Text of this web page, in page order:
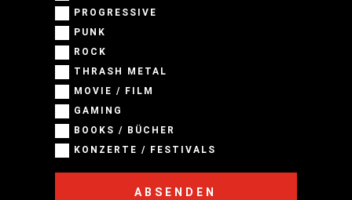
PROGRESSIVE
PUNK
ROCK
THRASH METAL
MOVIE / FILM
GAMING
BOOKS / BÜCHER
KONZERTE / FESTIVALS
ABSENDEN